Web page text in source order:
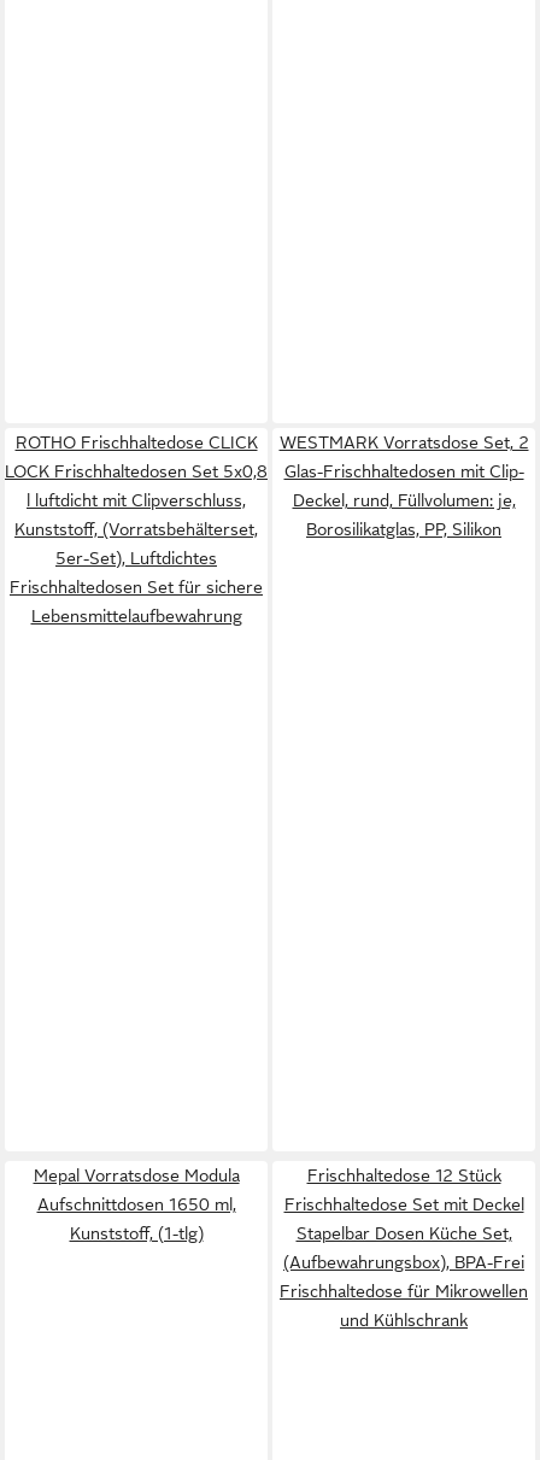
ROTHO Frischhaltedose CLICK
LOCK Frischhaltedosen Set 5x0,8
l luftdicht mit Clipverschluss,
Kunststoff, (Vorratsbehälterset,
5er-Set), Luftdichtes
Frischhaltedosen Set für sichere
Lebensmittelaufbewahrung
WESTMARK Vorratsdose Set, 2
Glas-Frischhaltedosen mit Clip-
Deckel, rund, Füllvolumen: je,
Borosilikatglas, PP, Silikon
Mepal Vorratsdose Modula
Aufschnittdosen 1650 ml,
Kunststoff, (1-tlg)
Frischhaltedose 12 Stück
Frischhaltedose Set mit Deckel
Stapelbar Dosen Küche Set,
(Aufbewahrungsbox), BPA-Frei
Frischhaltedose für Mikrowellen
und Kühlschrank